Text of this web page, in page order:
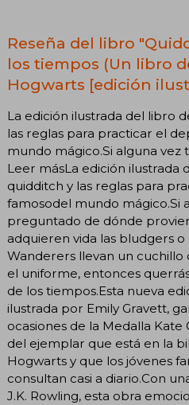
Reseña del libro
los tiempos (Un libro
Hogwarts [edición
La edición ilustrada del libro
las reglas para practicar el
mundo mágico.Si alguna vez
Leer másLa edición ilustrada
quidditch y las reglas para
famosodel mundo mágico.Si
preguntado de dónde
adquieren vida las bludgers
Wanderers llevan un
el uniforme, entonces
de los tiempos.Esta nueva
ilustrada por Emily Gravett,
ocasiones de la Medalla Kate
del ejemplar que está en la
Hogwarts y que los jóvenes
consultan casi a diario.Con
J.K. Rowling, esta obra